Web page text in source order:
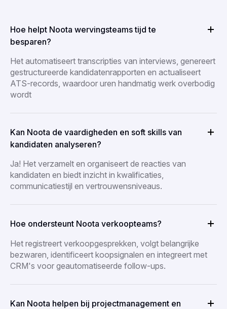
Hoe helpt Noota wervingsteams tijd te
besparen?
Het automatiseert transcripties van interviews, genereert
gestructureerde kandidatenrapporten en actualiseert
ATS-records, waardoor uren handmatig werk overbodig
wordt
Kan Noota de vaardigheden en soft skills van
kandidaten analyseren?
Ja! Het verzamelt en organiseert de reacties van
kandidaten en biedt inzicht in kwalificaties,
communicatiestijl en vertrouwensniveaus.
Hoe ondersteunt Noota verkoopteams?
Het registreert verkoopgesprekken, volgt belangrijke
bezwaren, identificeert koopsignalen en integreert met
CRM's voor geautomatiseerde follow-ups.
Kan Noota helpen bij projectmanagement en